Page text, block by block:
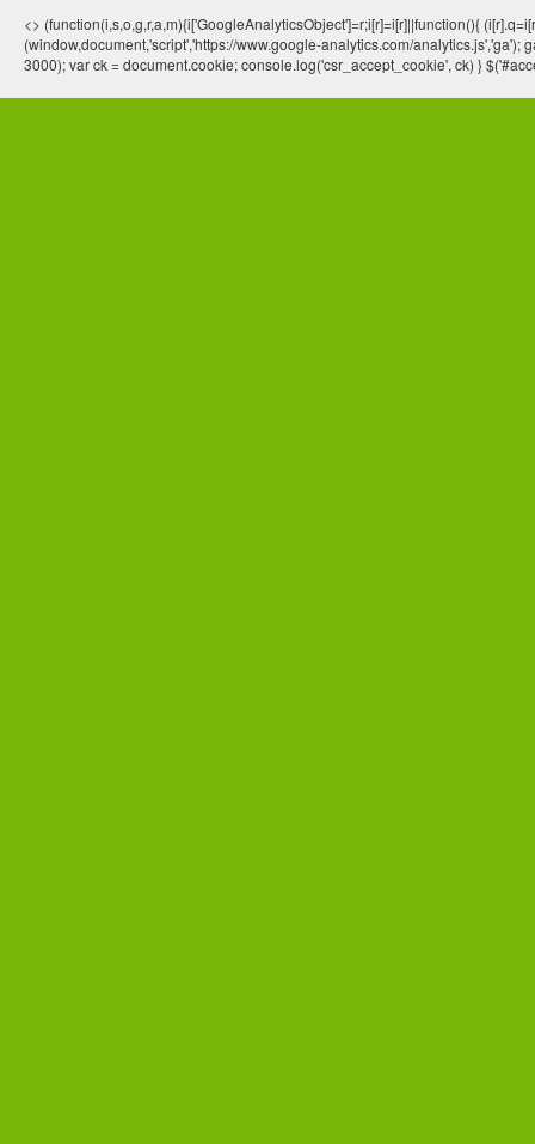
<> (function(i,s,o,g,r,a,m){i['GoogleAnalyticsObject']=r;i[r]=i[r]||function(){
(window,document,'script','https://www.google-analytics.com/
3000); var ck = document.cookie; console.log('csr_accept_cookie', ck) }